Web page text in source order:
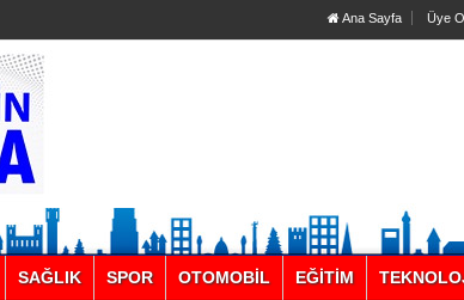
Ana Sayfa Üye
SAĞLIK SPOR OTOMOBİL EĞİTİM